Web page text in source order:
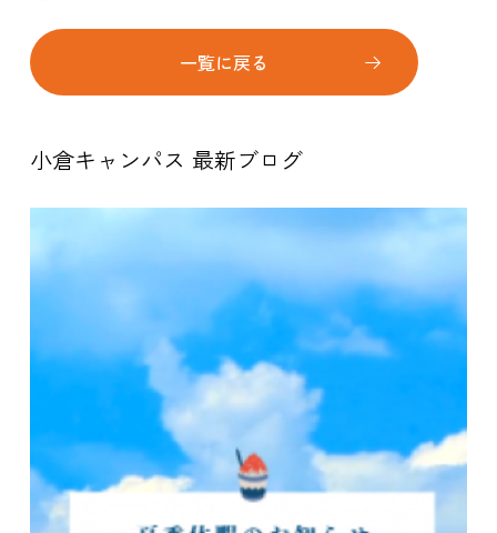
一覧に戻る
小倉キャンパス 最新ブログ